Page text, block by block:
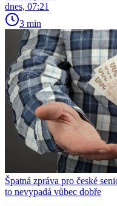
dnes, 07:21
3 min
Špatná zpráva pro české
to nevypadá vůbec dobře